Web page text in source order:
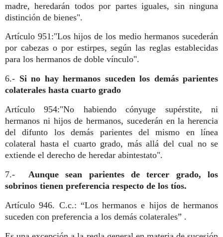
madre, heredarán todos por partes iguales, sin ninguna
distinción de bienes".
Artículo 951:"Los hijos de los medio hermanos sucederán
por cabezas o por estirpes, según las reglas establecidas
para los hermanos de doble vínculo".
6.- Si no hay hermanos suceden los demás parientes
colaterales hasta cuarto grado
Artículo 954:"No habiendo cónyuge supérstite, ni
hermanos ni hijos de hermanos, sucederán en la herencia
del difunto los demás parientes del mismo en línea
colateral hasta el cuarto grado, más allá del cual no se
extiende el derecho de heredar abintestato".
7.- Aunque sean parientes de tercer grado, los
sobrinos tienen preferencia respecto de los tíos.
Artículo 946. C.c.: “Los hermanos e hijos de hermanos
suceden con preferencia a los demás colaterales” .